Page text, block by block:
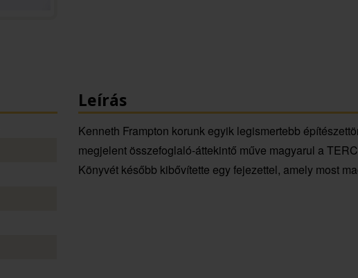
Leírás
Kenneth Frampton korunk egyik legismertebb
megjelent összefoglaló-áttekintő műve magyarul a
Könyvét később kibővítette egy fejezettel, amely most